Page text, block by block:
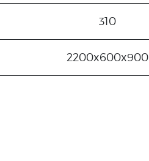
310
2200x600x900